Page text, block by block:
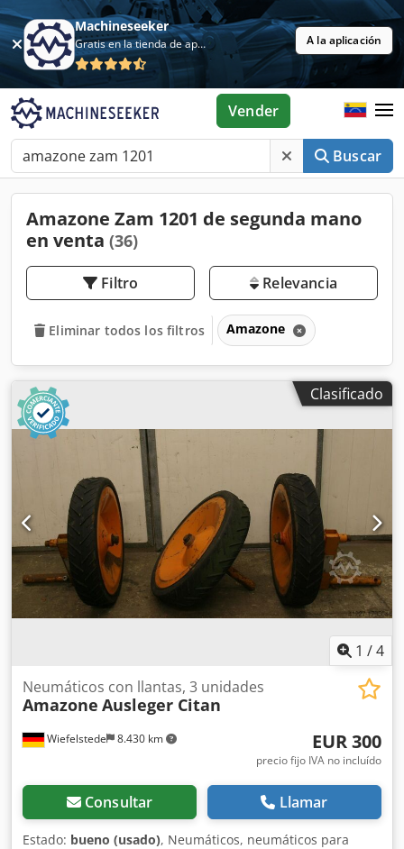
Machineseeker
Gratis en la tienda de aplicaciones A la aplicación
Buscar
Vender
Amazone Zam 1201 de segunda mano
en venta (36)
Filtro Relevancia
Eliminar todos los filtros Amazone
Clasificado
1 /4
Wiefelstede 8.430 km
Neumáticos con llantas, 3 unidades
Amazone Ausleger Citan
EUR 300
precio fijo IVA no incluído
Consultar Llamar
Estado: bueno (usado), Neumáticos, neumáticos para